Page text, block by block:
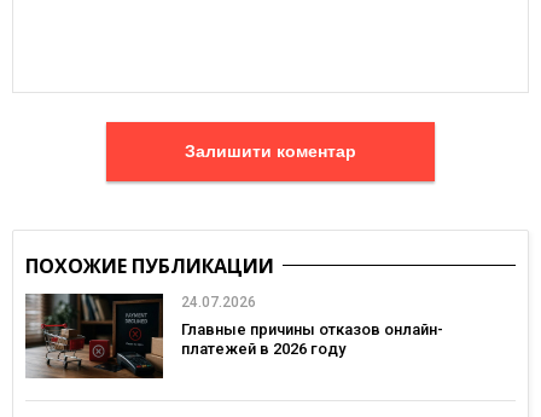
Залишити коментар
ПОХОЖИЕ ПУБЛИКАЦИИ
24.07.2026
Главные причины отказов онлайн-
платежей в 2026 году